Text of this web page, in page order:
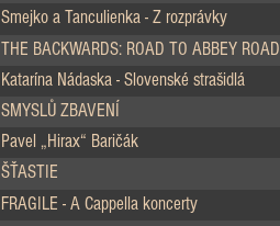
Smejko a Tanculienka - Z rozprávky
THE BACKWARDS: ROAD TO ABBEY ROAD
Katarína Nádaska - Slovenské strašidlá
SMYSLŮ ZBAVENÍ
Pavel „Hirax“ Baričák
ŠŤASTIE
FRAGILE - A Cappella koncerty